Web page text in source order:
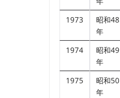
1973
昭和48
年
1974
昭和49
年
1975
昭和50
年